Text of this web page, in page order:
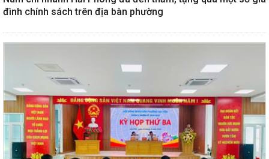
đình chính sách trên địa bàn phường